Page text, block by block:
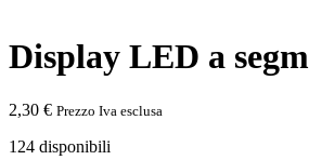
Display LED a
2,30 € Prezzo Iva esclusa
124 disponibili